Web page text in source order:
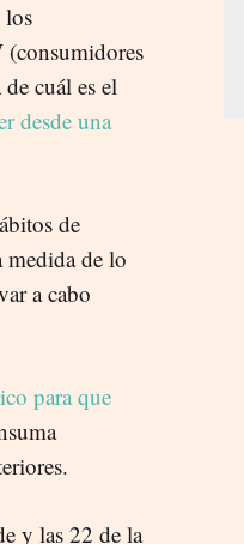
los
(consumidores
cuál es el
desde una
de
medida de lo
a cabo
para que
y las 22 de la